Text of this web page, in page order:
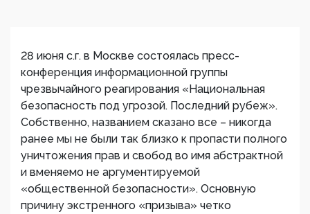
28 июня с.г. в Москве состоялась пресс-
конференция информационной группы
чрезвычайного реагирования «Национальная
безопасность под угрозой. Последний рубеж».
Собственно, названием сказано все – никогда
ранее мы не были так близко к пропасти полного
уничтожения прав и свобод во имя абстрактной
и вменяемо не аргументируемой
«общественной безопасности». Основную
причину экстренного «призыва» четко